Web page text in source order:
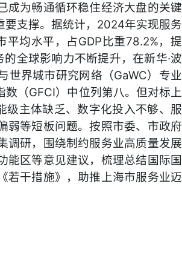
成为畅通循环稳住经济大盘的关键
支撑。据统计，2024年实现服务
均水平，占GDP比重78.2%，提
全球影响力不断提升，在新华·波
世界城市研究网络（GaWC）专业
（GFCI）中位列第八。但对标上
级主体缺乏、数字化投入不够、服
弱等短板问题。按照市委、市政府
调研，围绕制约服务业高质量发展
能区等意见建议，梳理总结国际国
若干措施》，助推上海市服务业迈